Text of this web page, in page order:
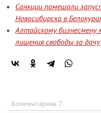
Санкции помешали
Новосибирска в
Алтайскому
лишения свободы за
Комментариев 7